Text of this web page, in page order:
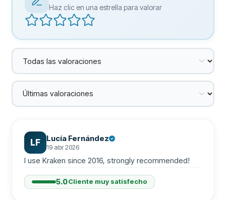
Haz clic en una estrella para valorar
LF Lucía Fernández
19 abr 2026
I use Kraken since 2016, strongly recommended!
5.0Cliente muy satisfecho